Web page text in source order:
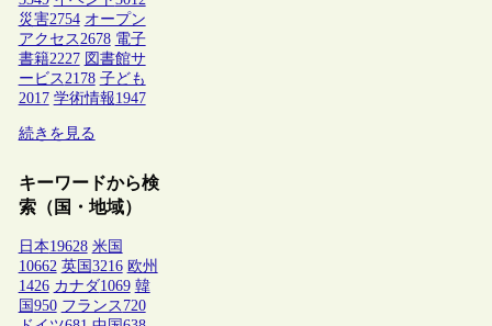
災害2754 オープン
アクセス 2678 電子
書籍2227 図書館サ
ービス 2178 子ども
2017 学術情報1947
続きを見る
キーワードから検
索（国・地域）
日本19628 米国
10662 英国 3216 欧州
1426 カナダ1069 韓
国 950 フランス 720